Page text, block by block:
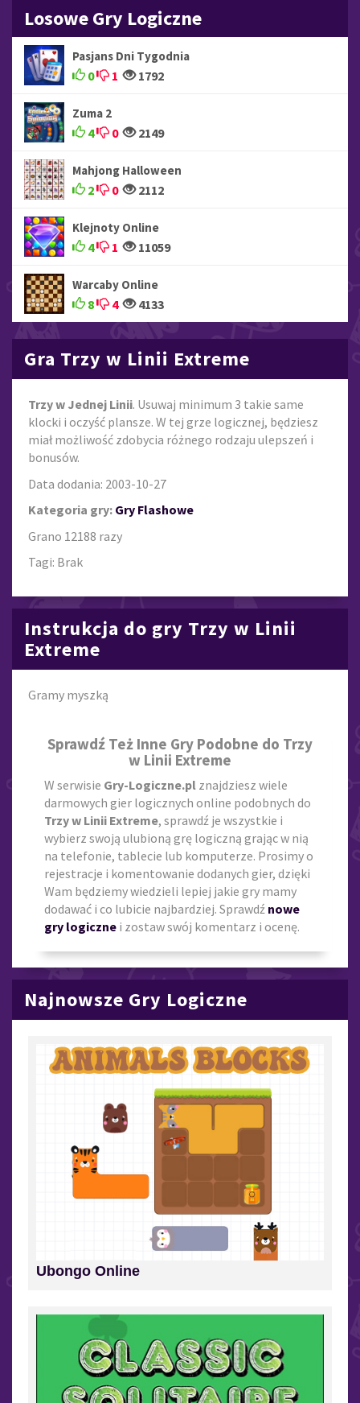
Losowe Gry Logiczne
Pasjans Dni Tygodnia
0 1 1792
Zuma 2
4 0 2149
Mahjong Halloween
2 0 2112
Klejnoty Online
4 1 11059
Warcaby Online
8 4 4133
Gra Trzy w Linii Extreme
Trzy w Jednej Linii. Usuwaj minimum 3 takie same
klocki i oczyść plansze. W tej grze logicznej, będziesz
miał możliwość zdobycia różnego rodzaju ulepszeń i
bonusów.
Data dodania: 2003-10-27
Kategoria gry: Gry Flashowe
Grano 12188 razy
Tagi: Brak
Instrukcja do gry Trzy w Linii
Extreme
Gramy myszką
Sprawdź Też Inne Gry Podobne do Trzy
w Linii Extreme
W serwisie Gry-Logiczne.pl znajdziesz wiele
darmowych gier logicznych online podobnych do
Trzy w Linii Extreme, sprawdź je wszystkie i
wybierz swoją ulubioną grę logiczną grając w nią
na telefonie, tablecie lub komputerze. Prosimy o
rejestracje i komentowanie dodanych gier, dzięki
Wam będziemy wiedzieli lepiej jakie gry mamy
dodawać i co lubicie najbardziej. Sprawdź nowe
gry logiczne i zostaw swój komentarz i ocenę.
Najnowsze Gry Logiczne
Ubongo Online